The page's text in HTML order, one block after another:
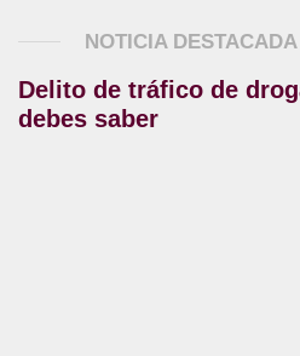
NOTICIA DESTACADA
Delito de tráfico de
debes saber